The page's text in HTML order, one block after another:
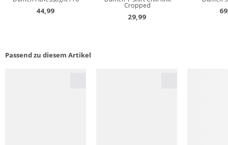
Passend zu diesem Artikel